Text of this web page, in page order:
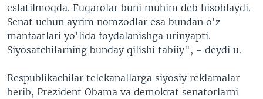
eslatilmoqda. Fuqarolar buni muhim deb hisoblaydi.
Senat uchun ayrim nomzodlar esa bundan o'z
manfaatlari yo'lida foydalanishga urinyapti.
Siyosatchilarning bunday qilishi tabiiy", - deydi u.
Respublikachilar telekanallarga siyosiy reklamalar
berib, Prezident Obama va demokrat senatorlarni